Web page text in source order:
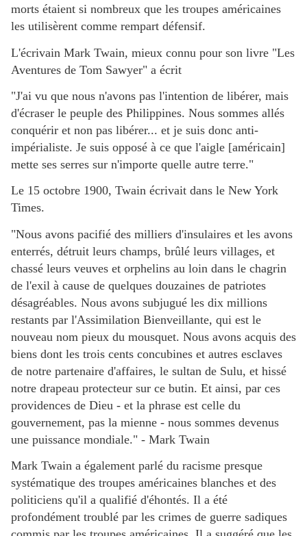
morts étaient si nombreux que les troupes américaines
les utilisèrent comme rempart défensif.
L'écrivain Mark Twain, mieux connu pour son livre "Les
Aventures de Tom Sawyer" a écrit
"J'ai vu que nous n'avons pas l'intention de libérer, mais
d'écraser le peuple des Philippines. Nous sommes allés
conquérir et non pas libérer... et je suis donc anti-
impérialiste. Je suis opposé à ce que l'aigle [américain]
mette ses serres sur n'importe quelle autre terre."
Le 15 octobre 1900, Twain écrivait dans le New York
Times.
"Nous avons pacifié des milliers d'insulaires et les avons
enterrés, détruit leurs champs, brûlé leurs villages, et
chassé leurs veuves et orphelins au loin dans le chagrin
de l'exil à cause de quelques douzaines de patriotes
désagréables. Nous avons subjugué les dix millions
restants par l'Assimilation Bienveillante, qui est le
nouveau nom pieux du mousquet. Nous avons acquis des
biens dont les trois cents concubines et autres esclaves
de notre partenaire d'affaires, le sultan de Sulu, et hissé
notre drapeau protecteur sur ce butin. Et ainsi, par ces
providences de Dieu - et la phrase est celle du
gouvernement, pas la mienne - nous sommes devenus
une puissance mondiale." - Mark Twain
Mark Twain a également parlé du racisme presque
systématique des troupes américaines blanches et des
politiciens qu'il a qualifié d'éhontés. Il a été
profondément troublé par les crimes de guerre sadiques